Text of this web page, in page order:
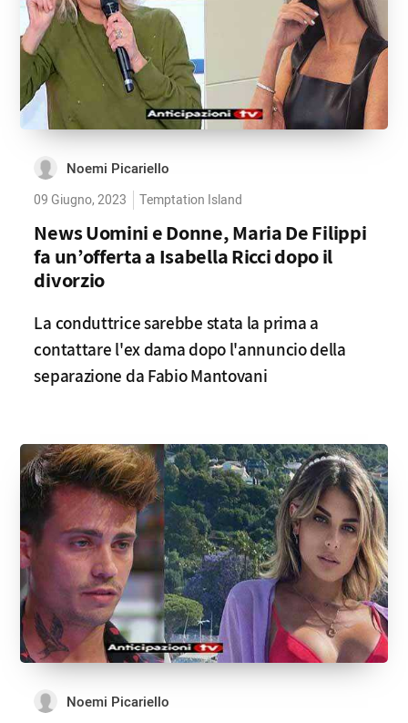
Noemi Picariello
09 Giugno, 2023 Temptation Island
News Uomini e Donne, Maria De Filippi
fa un’offerta a Isabella Ricci dopo il
divorzio
La conduttrice sarebbe stata la prima a
contattare l'ex dama dopo l'annuncio della
separazione da Fabio Mantovani
Noemi Picariello